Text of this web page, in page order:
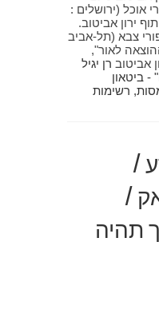
אוכל (ירושלים :
ירון אביטוב.
צבא (תל-אביב
לאור",
אביטוב רן יגיל
ביטאון
רשימות
/
/
תהיה